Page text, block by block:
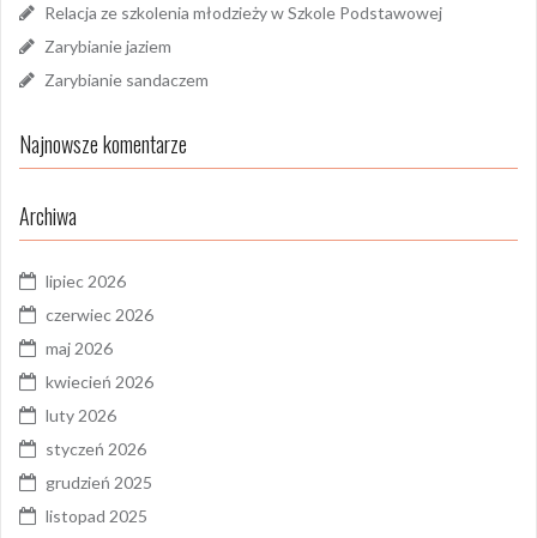
Relacja ze szkolenia młodzieży w Szkole Podstawowej
Zarybianie jaziem
Zarybianie sandaczem
Najnowsze komentarze
Archiwa
lipiec 2026
czerwiec 2026
maj 2026
kwiecień 2026
luty 2026
styczeń 2026
grudzień 2025
listopad 2025